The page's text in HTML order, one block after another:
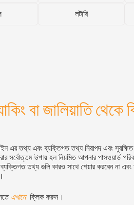
লটারি
বা জালিয়াতি
এর তথ্য এবং ব্যক্তিগত তথ্য নিরাপদ এবং সুরক্ষিত
সর্বোত্তম উপায় হল নিয়মিত আপনার পাসওয়ার্ড
তথ্য গুলি কারও সাথে শেয়ার করবেন না এবং
এখানে ক্লিক করুন।